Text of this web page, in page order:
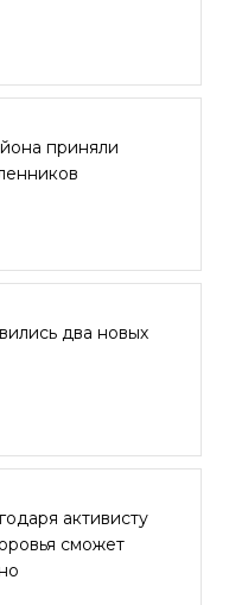
приняли
два новых
активисту
сможет